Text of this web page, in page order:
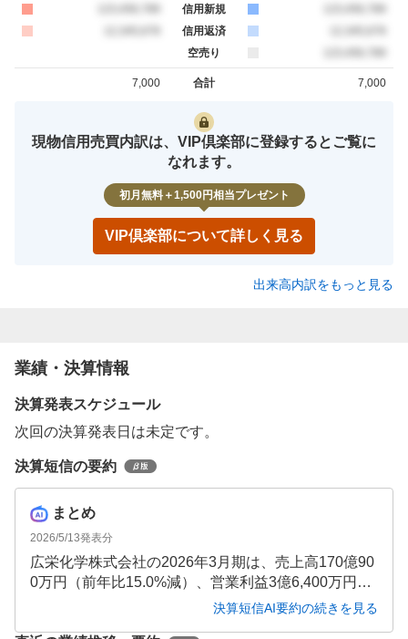
信用新規
信用返済
空売り
合計
7,000 7,000
現物信用売買内訳は、VIP倶楽部に登録するとご覧に
なれます。
初月無料＋1,500円相当プレゼント
VIP倶楽部について詳しく見る
出来高内訳をもっと見る
業績・決算情報
決算発表スケジュール
次回の決算発表日は未定です。
決算短信の要約
まとめ
2026/5/13発表分
広栄化学株式会社の2026年3月期は、売上高170億90
0万円（前年比15.0%減）、営業利益3億6,400万円
（同35.6%減）と減収減益となりました。北米・欧州
決算短信AI要約の続きを見る